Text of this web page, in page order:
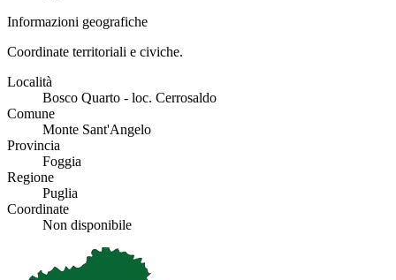
Informazioni geografiche
Coordinate territoriali e civiche.
Località
Bosco Quarto - loc. Cerrosaldo
Comune
Monte Sant'Angelo
Provincia
Foggia
Regione
Puglia
Coordinate
Non disponibile